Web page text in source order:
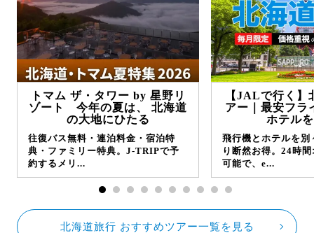
トマム ザ・タワー by 星野リ
ゾート 今年の夏は、 北海道
の大地にひたる
往復バス無料・連泊料金・宿泊特
典・ファミリー特典。J-TRIPで予
約するメリ...
【JALで行く】
アー｜最安フラ
ホテル
飛行機とホテルを別
り断然お得。24時
可能で、e...
北海道旅行 おすすめツアー一覧を見る